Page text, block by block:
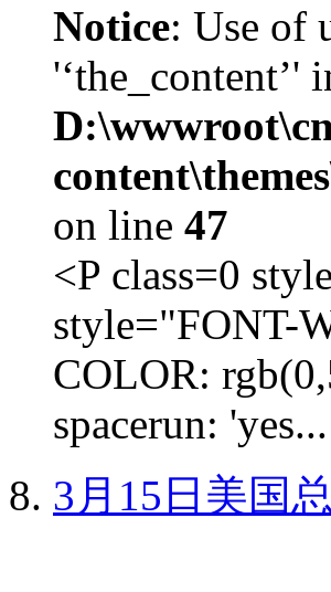
Notice: Use of
'‘the_content’'
on line 47
<P class=0
style="FONT-
COLOR:
spacerun: 'yes...
3月15日美国